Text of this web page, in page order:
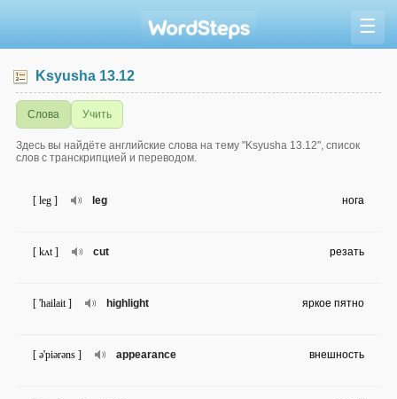
☰
Ksyusha 13.12
Слова Учить
Здесь вы найдёте английские слова на тему "Ksyusha 13.12", список
слов с транскрипцией и переводом.
leg
[ leg ] нога
cut
[ kʌt ] резать
highlight
[ 'hailait ] яркое пятно
appearance
[ ə'piərəns ] внешность